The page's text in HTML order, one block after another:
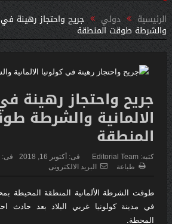
الرئيسية دولي جريح واحتجاز رهينة في
والشرطة طوقت المنطقة
جريح واحتجاز رهينة
الالمانية والشرطة
المنطقة
كتبه: Editorial Team فى: أكتوبر 16, 2018 فى:
طباعة
البريد الالكترونى
طوقت الشرطة الألمانية المنطقة المحيطة
في مدينة كولونيا غربي البلاد بعد حادث
المحطة.